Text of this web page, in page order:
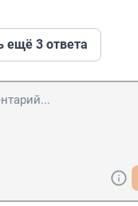
ещё 3 ответа